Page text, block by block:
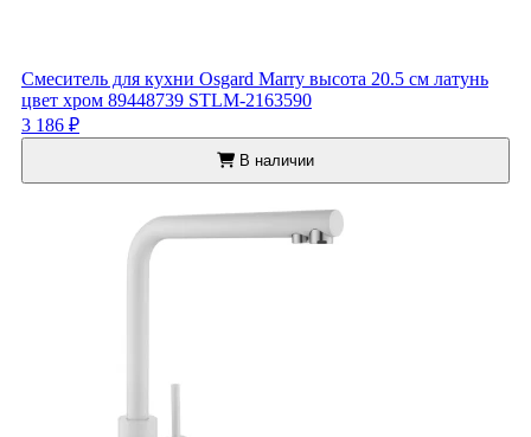
Смеситель для кухни Osgard Marry высота 20.5 см латунь
цвет хром 89448739 STLM-2163590
3 186 ₽
В наличии